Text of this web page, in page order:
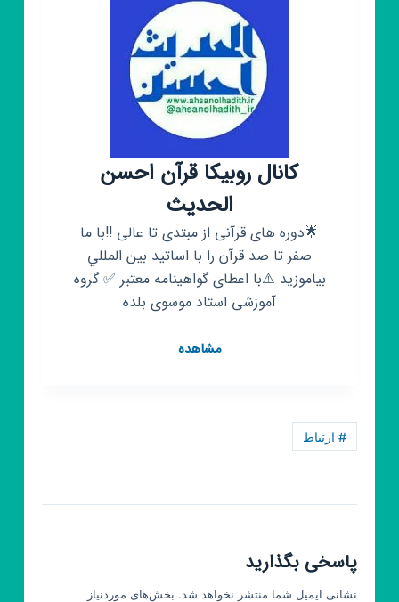
😐
🥤
کانال روبیکا قرآن احسن
الحدیث
🌟دوره های قرآنی از مبتدی تا عالی ‼️با ما
صفر تا صد قرآن را با اساتيد بين المللي
بیاموزید ⚠️با اعطای گواهینامه معتبر ✅ گروه
آموزشی استاد موسوی بلده
مشاهدهکانال
# ارتباط
پاسخی بگذارید
نشانی ایمیل شما منتشر نخواهد شد. بخش‌های موردنیاز